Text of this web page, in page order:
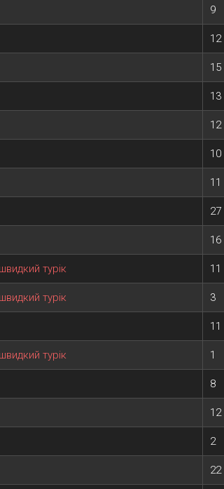
9
12
15
13
12
10
11
27
16
турік 11
турік 3
11
турік 1
8
12
2
22